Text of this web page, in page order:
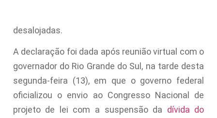
desalojadas.
A declaração foi dada após reunião virtual com o
governador do Rio Grande do Sul, na tarde desta
segunda-feira (13), em que o governo federal
oficializou o envio ao Congresso Nacional de
projeto de lei com a suspensão da dívida do